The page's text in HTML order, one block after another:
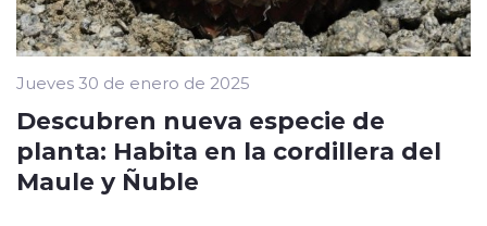
Jueves 30 de enero de 2025
Descubren nueva especie de
planta: Habita en la cordillera del
Maule y Ñuble